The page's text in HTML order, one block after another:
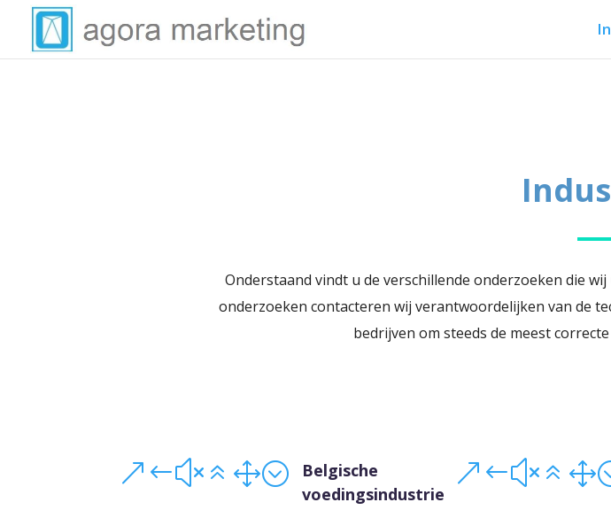
Onderstaand vindt u de verschillende onderzoeken die
onderzoeken contacteren wij verantwoordelijken van de
bedrijven om steeds de meest
&#x61;
Belgische
voedingsindustrie